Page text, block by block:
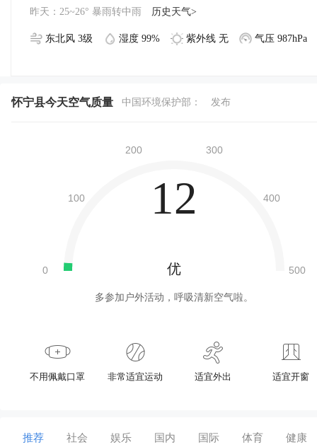
昨天：25~26° 暴雨转中雨
历史天气>
东北风 3级 湿度 99% 紫外线 无 气压 987hPa
怀宁县今天空气质量 中国环境保护部： 发布
12
优
多参加户外活动，呼吸清新空气啦。
不用佩戴口罩 非常适宜运动 适宜外出 适宜开窗
推荐 社会 娱乐 国内 国际 体育 健康